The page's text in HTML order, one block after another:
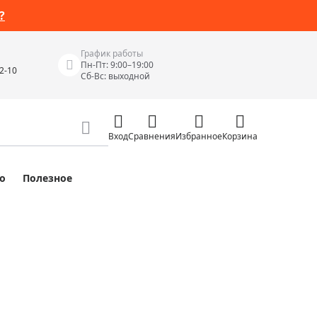
10
График работы
Пн-Пт: 9:00–19:00
Сб-Вс: выходной
Измерительные инструменты
ВходСравненияИзбранноеКорзина
Полезное